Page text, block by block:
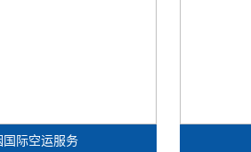
国际空运服务